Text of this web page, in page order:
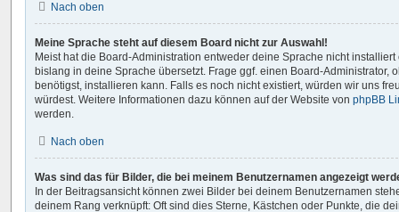
Nach oben
Meine Sprache steht auf diesem Board nicht zur Auswahl!
Meist hat die Board-Administration entweder deine Sprache nicht
bislang in deine Sprache übersetzt. Frage ggf. einen Board-Administrator,
benötigst, installieren kann. Falls es noch nicht existiert, würden wir uns
würdest. Weitere Informationen dazu können auf der Website von phpBB
werden.
Nach oben
Was sind das für Bilder, die bei meinem Benutzernamen angezeigt
In der Beitragsansicht können zwei Bilder bei deinem Benutzernamen
deinem Rang verknüpft: Oft sind dies Sterne, Kästchen oder Punkte, die